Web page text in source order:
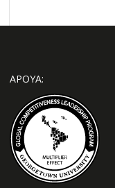
APOYA: